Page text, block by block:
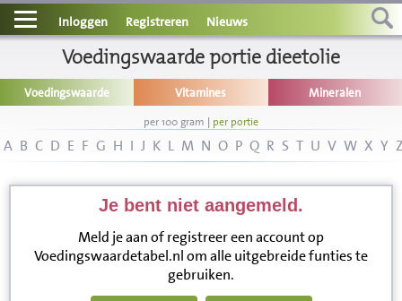
Contact
Informatie
Disclaimer
Inloggen Registreren Nieuws
Voedingswaarde portie dieetolie
Voedingswaarde Vitamines Mineralen
per 100 gram | per portie
A B C D E F G H I J K L M N O P Q R S T U V W X Y
Je bent niet aangemeld.
Meld je aan of registreer een account op
Voedingswaardetabel.nl om alle uitgebreide funties te
gebruiken.